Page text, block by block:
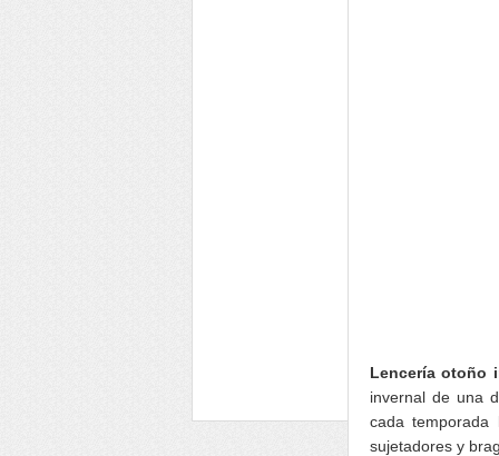
Lencería otoño
invernal de una
cada
sujetadores y